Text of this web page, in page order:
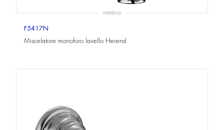
HEREND
F5417N
Miscelatore monoforo lavello Herend